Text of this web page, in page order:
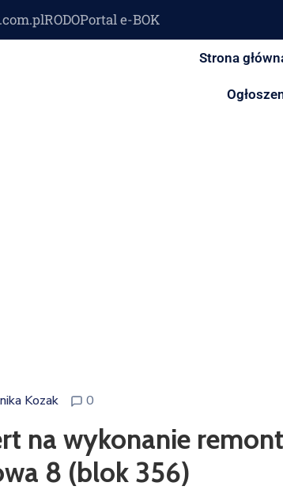
RODOPortal e-BOK
Strona
Kozak 0
na wykonanie
8 (blok 356)